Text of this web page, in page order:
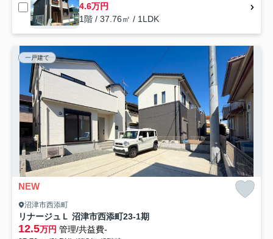
4.6万円
1階 / 37.76㎡ / 1LDK
一戸建て
NEW
沼津市西添町
リナージュＬ 沼津市西添町23-1期
12.5万円 管理/共益費-